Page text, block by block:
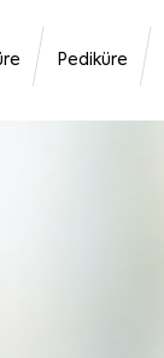
Pediküre